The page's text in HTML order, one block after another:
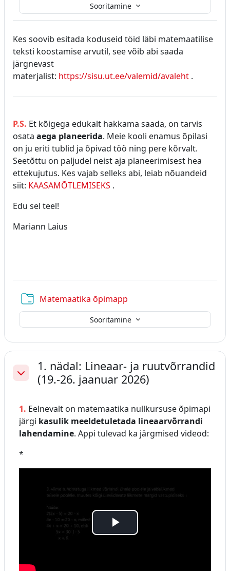
Sooritamine
Kes soovib esitada koduseid töid läbi matemaatilise
teksti koostamise arvutil, see võib abi saada
järgnevast
materjalist: https://sisu.ut.ee/valemid/avaleht .
P.S. Et kõigega edukalt hakkama saada, on tarvis
osata aega planeerida. Meie kooli enamus õpilasi
on ju eriti tublid ja õpivad töö ning pere kõrvalt.
Seetõttu on paljudel neist aja planeerimisest hea
ettekujutus. Kes vajab selleks abi, leiab nõuandeid
siit: KAASAMÕTLEMISEKS .
Edu sel teel!
Mariann Laius
Matemaatika õpimapp
Sooritamine
Ahenda
1. nädal: Lineaar- ja ruutvõrrandid
(19.-26. jaanuar 2026)
1. Eelnevalt on matemaatika nullkursuse õpimapi
järgi kasulik meeldetuletada lineaarvõrrandi
lahendamine. Appi tulevad ka järgmised videod:
*
E